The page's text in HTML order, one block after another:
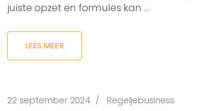
juiste opzet en formules kan …
LEES MEER
22 september 2024 / Regeljebusiness